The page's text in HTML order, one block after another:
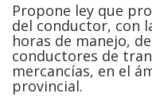
Propone ley que
del conductor, con
horas de manejo,
conductores de
mercancías, en el
provincial.